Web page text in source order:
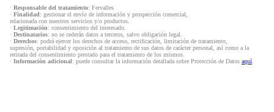
· Responsable del tratamiento: Fervalles
· Finalidad: gestionar el envío de información y prospección comercial,
relacionada con nuestros servicios y/o productos.
· Legitimación: consentimiento del interesado.
· Destinatarios: no se cederán datos a terceros, salvo obligación legal.
· Derechos: podrá ejercer los derechos de acceso, rectificación, limitación de tratamiento,
supresión, portabilidad y oposición al tratamiento de sus datos de carácter personal, así como a la
retirada del consentimiento prestado para el tratamiento de los mismos.
· Información adicional: puede consultar la información detallada sobre Protección de Datos aquí.